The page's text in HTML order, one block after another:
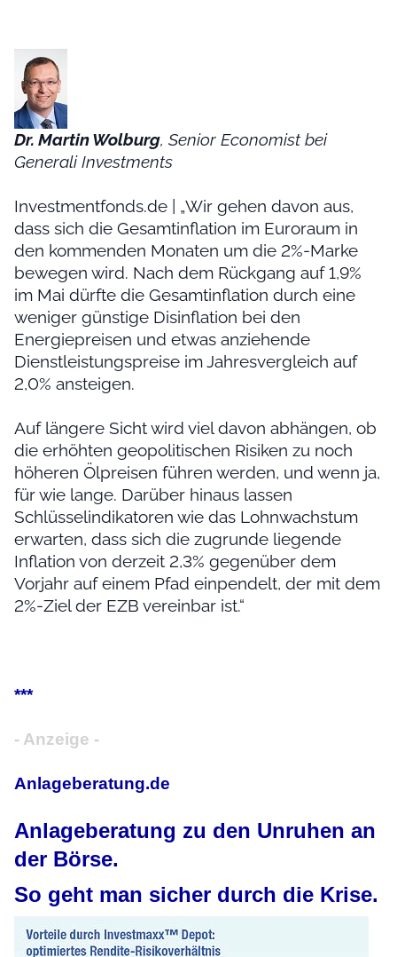
Dr. Martin Wolburg, Senior Economist bei
Generali Investments
Investmentfonds.de | „Wir gehen davon aus,
dass sich die Gesamtinflation im Euroraum in
den kommenden Monaten um die 2%-Marke
bewegen wird. Nach dem Rückgang auf 1,9%
im Mai dürfte die Gesamtinflation durch eine
weniger günstige Disinflation bei den
Energiepreisen und etwas anziehende
Dienstleistungspreise im Jahresvergleich auf
2,0% ansteigen.
Auf längere Sicht wird viel davon abhängen, ob
die erhöhten geopolitischen Risiken zu noch
höheren Ölpreisen führen werden, und wenn ja,
für wie lange. Darüber hinaus lassen
Schlüsselindikatoren wie das Lohnwachstum
erwarten, dass sich die zugrunde liegende
Inflation von derzeit 2,3% gegenüber dem
Vorjahr auf einem Pfad einpendelt, der mit dem
2%-Ziel der EZB vereinbar ist.“
***
- Anzeige -
Anlageberatung.de
Anlageberatung zu den Unruhen an
der Börse.
So geht man sicher durch die Krise.